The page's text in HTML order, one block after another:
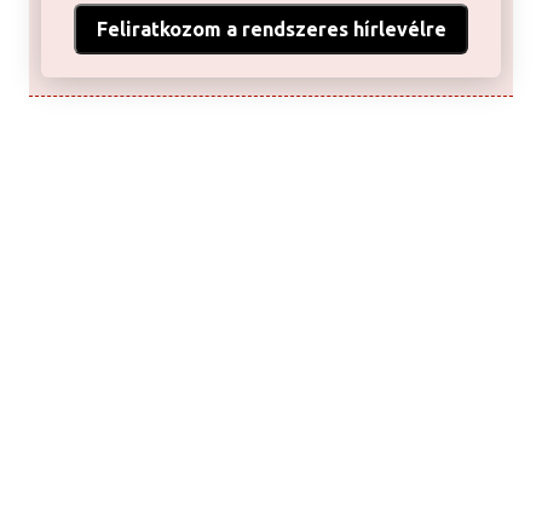
Feliratkozom a rendszeres hírlevélre